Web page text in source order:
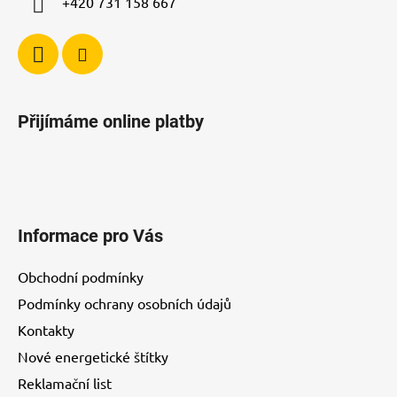
Přijímáme online platby
Informace pro Vás
Obchodní podmínky
Podmínky ochrany osobních údajů
Kontakty
Nové energetické štítky
Reklamační list